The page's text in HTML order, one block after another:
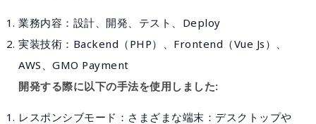
業務内容：設計、開発、テスト、Deploy
実装技術：Backend（PHP）、Frontend（Vue Js）、
AWS、GMO Payment
開発する際に以下の手法を使用しました:
レスポンシブモード：さまざまな端末：デスクトップや